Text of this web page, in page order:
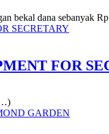
bekal dana sebanyak
FOR